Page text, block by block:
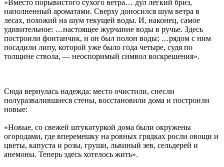
«Вместо порывистого сухого ветра… дул легкий бриз,
наполненный ароматами. Сверху доносился шум ветра в
лесах, похожий на шум текущей воды. И, наконец, самое
удивительное: …настоящее журчание воды в ручье. Здесь
построили фонтанчик, и он был полон воды; …рядом с ним
посадили липу, которой уже было года четыре, судя по
толщине ствола, — неоспоримый символ воскрешения».
Сюда вернулась надежда: место очистили, снесли
полуразвалившиеся стены, восстановили дома и построили
новые:
«Новые, со свежей штукатуркой дома были окружены
огородами, где вперемешку на ровных грядках росли овощи и
цветы, капуста и розы, груши, львиный зев, сельдерей и
анемоны. Теперь здесь хотелось жить».